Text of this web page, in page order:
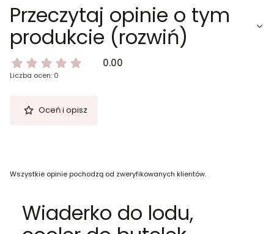
Przeczytaj opinie o tym
produkcie (rozwiń)
0.00
Liczba ocen: 0
Oceń i opisz
Wszystkie opinie pochodzą od zweryfikowanych klientów.
Wiaderko do lodu,